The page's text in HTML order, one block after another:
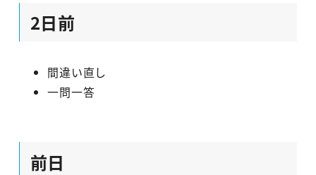
2日前
間違い直し
一問一答
前日